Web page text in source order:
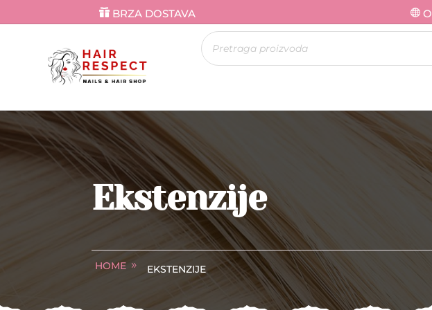
BRZA DOSTAVA
Products
search
Ekstenzije
HOME EKSTENZIJE